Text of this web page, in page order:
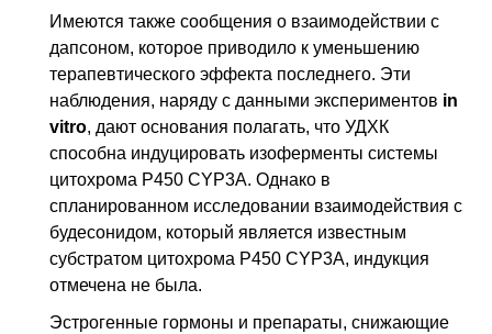
Имеются также сообщения о взаимодействии с
дапсоном, которое приводило к уменьшению
терапевтического эффекта последнего. Эти
наблюдения, наряду с данными экспериментов in
vitro, дают основания полагать, что УДХК
способна индуцировать изоферменты системы
цитохрома P450 CYP3A. Однако в
спланированном исследовании взаимодействия с
будесонидом, который является известным
субстратом цитохрома Р450 CYP3A, индукция
отмечена не была.
Эстрогенные гормоны и препараты, снижающие